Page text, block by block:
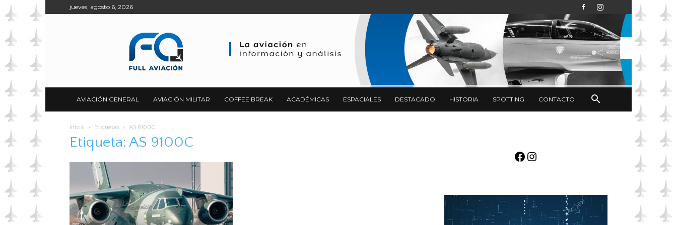
jueves, agosto 6, 2026
AVIACIÓN GENERAL AVIACIÓN MILITAR COFFEE BREAK ACADÉMICAS ESPACIALES DESTACADO HISTORIA SPOTTING CONTACTO
Inicio Etiquetas AS 9100C
Etiqueta: AS 9100C
Facebook
Instagram